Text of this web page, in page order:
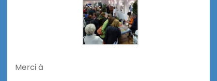
Merci à